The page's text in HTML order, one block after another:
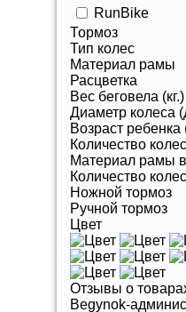
RunBike
Тормоз
Тип колес
Материал рамы
Расцветка
Вес беговела (кг.)
Диаметр колеса
Возраст ребенка
Количество
Материал рамы
Количество колес
Ножной тормоз
Ручной тормоз
Цвет
Отзывы о
Begynok-